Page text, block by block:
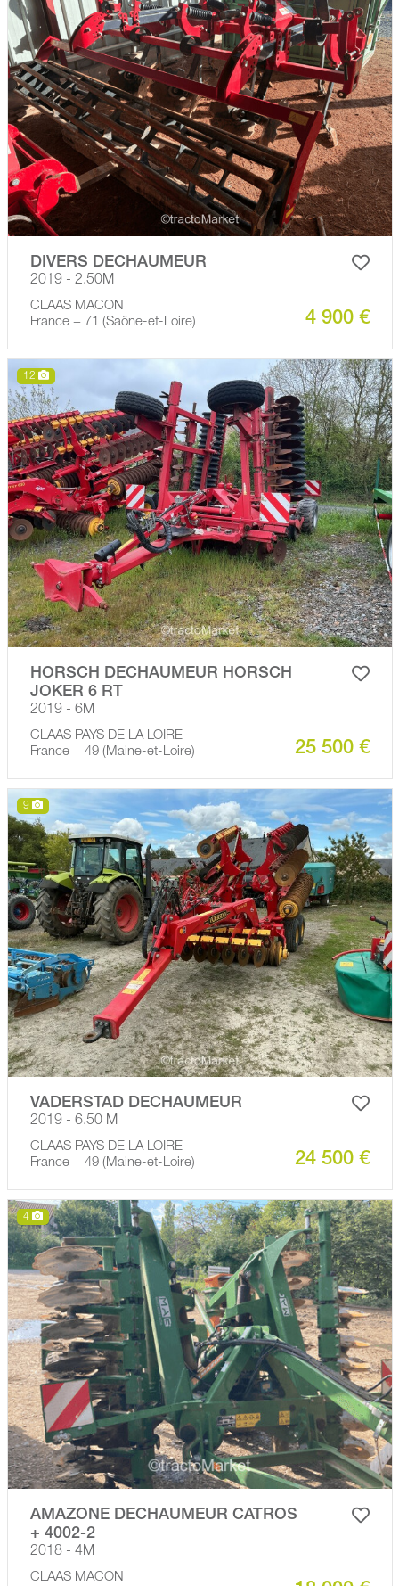
DIVERS DECHAUMEUR
2019 - 2.50M
CLAAS MACON
France − 71 (Saône-et-Loire)
4 900 €
12
HORSCH DECHAUMEUR HORSCH
JOKER 6 RT
2019 - 6M
CLAAS PAYS DE LA LOIRE
France − 49 (Maine-et-Loire)
25 500 €
9
VADERSTAD DECHAUMEUR
2019 - 6.50 M
CLAAS PAYS DE LA LOIRE
France − 49 (Maine-et-Loire)
24 500 €
4
AMAZONE DECHAUMEUR CATROS
+ 4002-2
2018 - 4M
CLAAS MACON